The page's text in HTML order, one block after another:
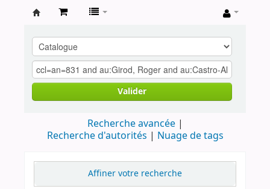
contestataires
Valider
Recherche avancée
Recherche d'autorités
Nuage de tags
Affiner votre recherche